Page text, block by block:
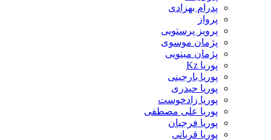
پدرام بهزادی
پرواز
پرویز پرستویی
پژمان موسوی
پژمان مینویی
پوریا Kz
پوریا بارجینی
پوریا حیدری
پوریا زادخوست
پوریا علی مصطفی
پوریا فرجیان
پوریا قربانی